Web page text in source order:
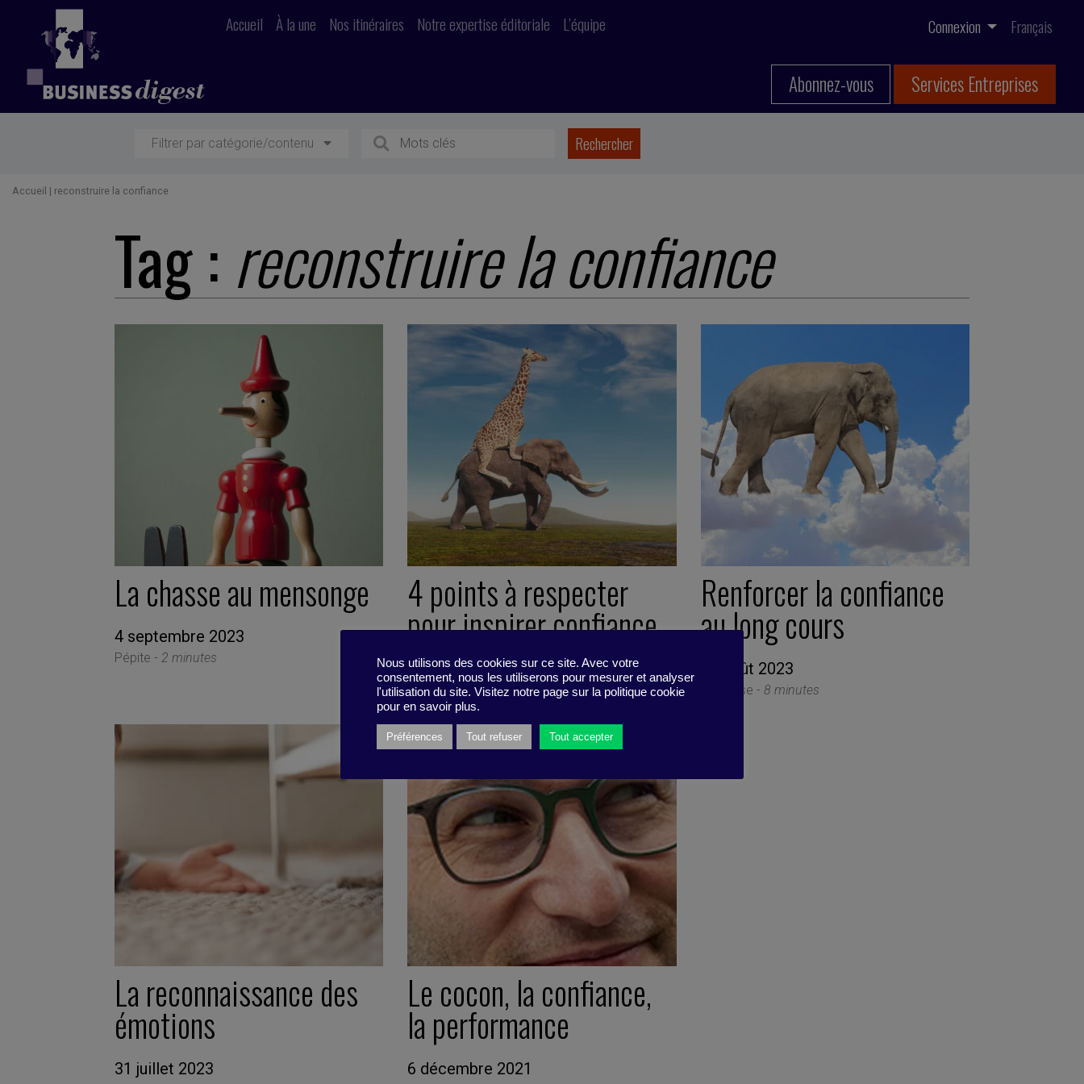
Accueil À la une Nos itinéraires Notre expertise éditoriale L’équipe Connexion Français
Abonnez-vous Services Entreprises
Filtrer par catégorie/contenu
Accueil | reconstruire la confiance
Tag : reconstruire la confiance
La chasse au mensonge
4 septembre 2023
Pépite - 2 minutes
4 points à respecter
pour inspirer confiance
4 septembre 2023
Fiche pratique -5 minutes
Renforcer la confiance
au long cours
27 août 2023
Synthèse - 8 minutes
La reconnaissance des
émotions
31 juillet 2023
Le cocon, la confiance,
la performance
6 décembre 2021
Nous utilisons des cookies sur ce site. Avec votre
consentement, nous les utiliserons pour mesurer et analyser
l'utilisation du site. Visitez notre page sur la politique cookie
pour en savoir plus.
Préférences Tout refuser Tout accepter